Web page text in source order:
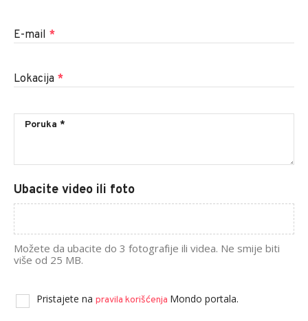
E-mail *
Lokacija *
Ubacite video ili foto
Možete da ubacite do 3 fotografije ili videa. Ne smije biti
više od 25 MB.
Pristajete na pravila korišćenja Mondo portala.